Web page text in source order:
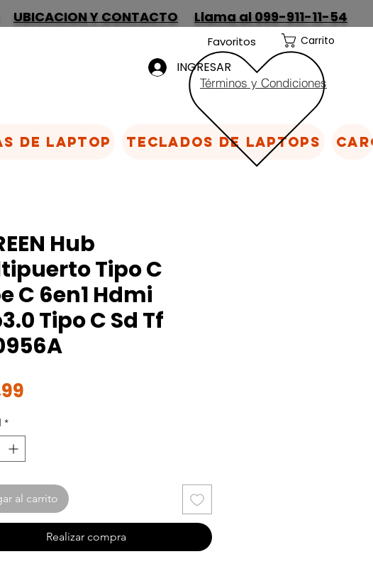
UBICACION Y CONTACTO Llama al 099-911-11-54
Favoritos Carrito
Términos y Condiciones
INGRESAR
Hub
Tipo C
C 6en1 Hdmi
Tipo C Sd Tf
*
al carrito
Realizar compra
de Laptop Teclados de laptops